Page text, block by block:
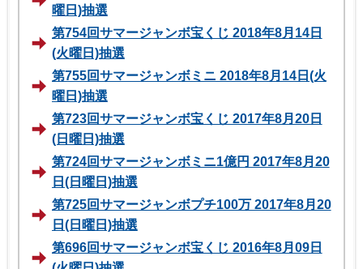
曜日)抽選
第754回サマージャンボ宝くじ 2018年8月14日
(火曜日)抽選
第755回サマージャンボミニ 2018年8月14日(火
曜日)抽選
第723回サマージャンボ宝くじ 2017年8月20日
(日曜日)抽選
第724回サマージャンボミニ1億円 2017年8月20
日(日曜日)抽選
第725回サマージャンボプチ100万 2017年8月20
日(日曜日)抽選
第696回サマージャンボ宝くじ 2016年8月09日